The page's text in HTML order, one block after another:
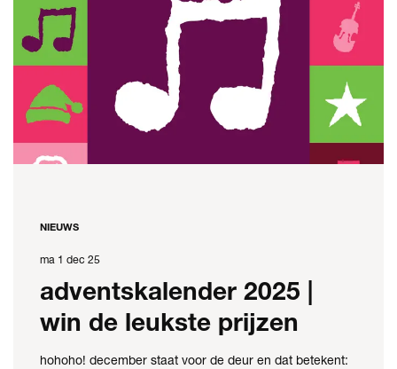
ma 1 dec 25
adventskalender 2025 |
win de leukste prijzen
hohoho! december staat voor de deur en dat betekent:
NIEUWS